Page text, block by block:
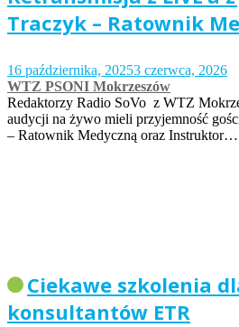
Traczyk – Ratownik
16 października, 20253 czerwca, 2026
WTZ PSONI Mokrzeszów
Redaktorzy Radio SoVo z WTZ
audycji na żywo mieli przyjemność
– Ratownik Medyczną oraz
Ciekawe szkolenia
konsultantów ETR